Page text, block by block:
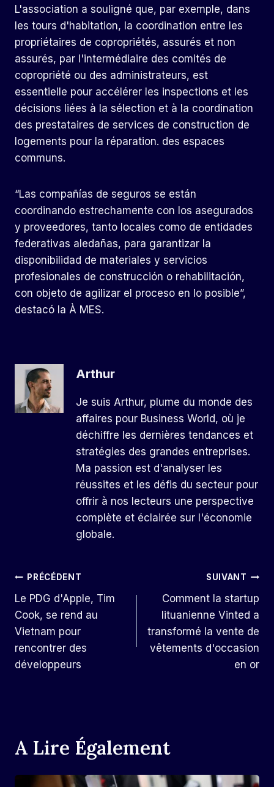
L'association a souligné que, par exemple, dans
les tours d'habitation, la coordination entre les
propriétaires de copropriétés, assurés et non
assurés, par l'intermédiaire des comités de
copropriété ou des administrateurs, est
essentielle pour accélérer les inspections et les
décisions liées à la sélection et à la coordination
des prestataires de services de construction de
logements pour la réparation. des espaces
communs.
“Las compañías de seguros se están
coordinando estrechamente con los asegurados
y proveedores, tanto locales como de entidades
federativas aledañas, para garantizar la
disponibilidad de materiales y servicios
profesionales de construcción o rehabilitación,
con objeto de agilizar el proceso en lo posible”,
destacó la À MES.
Arthur
Je suis Arthur, plume du monde des
affaires pour Business World, où je
déchiffre les dernières tendances et
stratégies des grandes entreprises.
Ma passion est d'analyser les
réussites et les défis du secteur pour
offrir à nos lecteurs une perspective
complète et éclairée sur l'économie
globale.
Navigation
De
L’article
PRÉCÉDENT
Le PDG d'Apple, Tim
Cook, se rend au
Vietnam pour
rencontrer des
développeurs
SUIVANT
Comment la startup
lituanienne Vinted a
transformé la vente de
vêtements d'occasion
en or
A Lire Également